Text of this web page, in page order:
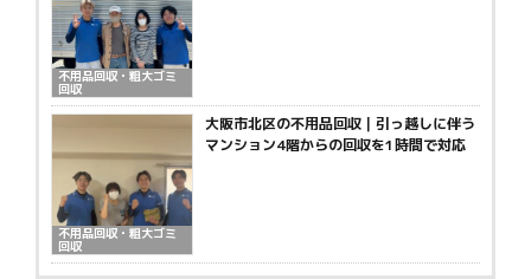
不用品回収・粗大ゴミ
回収
不用品回収・粗大ゴミ
回収
大阪市北区の不用品回収｜引っ越しに伴う
マンション4階からの回収を1時間で対応